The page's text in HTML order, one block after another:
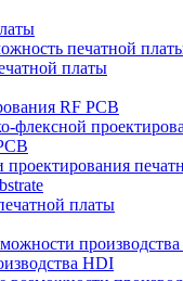
печатной
платы
RF PCB
флексной
платы
HDI